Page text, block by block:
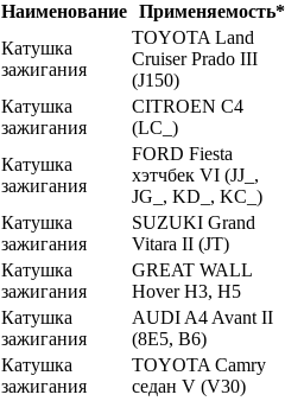
Наименование Применяемость*
Катушка
зажигания
TOYOTA Land
Cruiser Prado III
(J150)
Катушка
зажигания
CITROEN C4
(LC_)
Катушка
зажигания
FORD Fiesta
хэтчбек VI (JJ_,
JG_, KD_, KC_)
Катушка
зажигания
SUZUKI Grand
Vitara II (JT)
Катушка
зажигания
GREAT WALL
Hover H3, H5
Катушка
зажигания
AUDI A4 Avant II
(8E5, B6)
Катушка
зажигания
TOYOTA Camry
седан V (V30)